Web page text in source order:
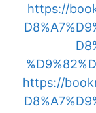
https://
https://